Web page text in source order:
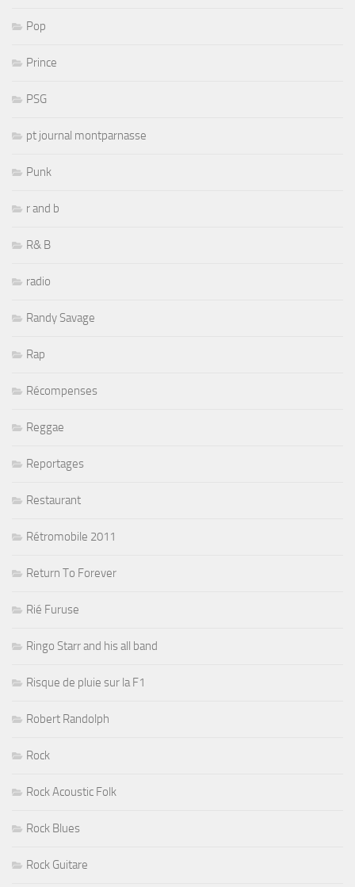
Pop
Prince
PSG
pt journal montparnasse
Punk
r and b
R& B
radio
Randy Savage
Rap
Récompenses
Reggae
Reportages
Restaurant
Rétromobile 2011
Return To Forever
Rié Furuse
Ringo Starr and his all band
Risque de pluie sur la F1
Robert Randolph
Rock
Rock Acoustic Folk
Rock Blues
Rock Guitare